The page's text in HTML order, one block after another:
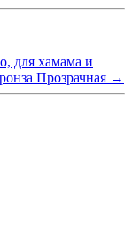
для хамама и
Прозрачная →